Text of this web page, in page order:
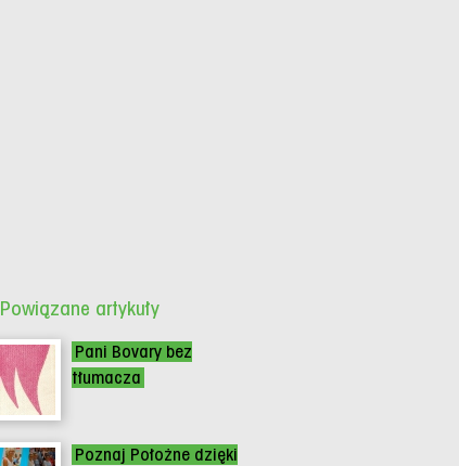
Powiązane artykuły
Pani Bovary bez
tłumacza
Poznaj Położne dzięki